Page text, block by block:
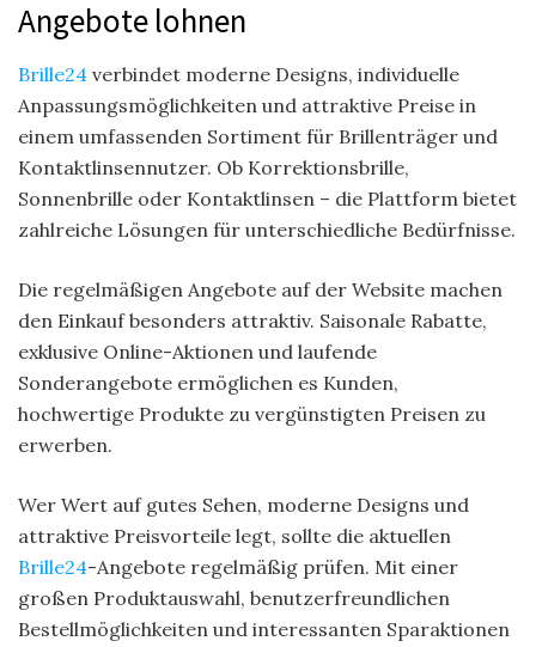
Angebote lohnen
Brille24 verbindet moderne Designs, individuelle
Anpassungsmöglichkeiten und attraktive Preise in
einem umfassenden Sortiment für Brillenträger und
Kontaktlinsennutzer. Ob Korrektionsbrille,
Sonnenbrille oder Kontaktlinsen – die Plattform bietet
zahlreiche Lösungen für unterschiedliche Bedürfnisse.
Die regelmäßigen Angebote auf der Website machen
den Einkauf besonders attraktiv. Saisonale Rabatte,
exklusive Online-Aktionen und laufende
Sonderangebote ermöglichen es Kunden,
hochwertige Produkte zu vergünstigten Preisen zu
erwerben.
Wer Wert auf gutes Sehen, moderne Designs und
attraktive Preisvorteile legt, sollte die aktuellen
Brille24-Angebote regelmäßig prüfen. Mit einer
großen Produktauswahl, benutzerfreundlichen
Bestellmöglichkeiten und interessanten Sparaktionen